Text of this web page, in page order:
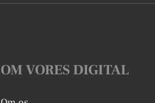
OM VORES DIGITAL